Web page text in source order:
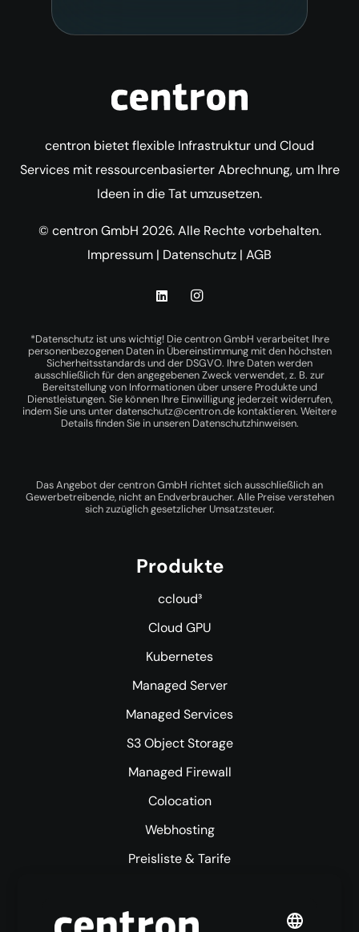
centron bietet flexible Infrastruktur und Cloud
Services mit ressourcenbasierter Abrechnung, um Ihre
Ideen in die Tat umzusetzen.
© centron GmbH 2026. Alle Rechte vorbehalten.
Impressum | Datenschutz | AGB
*Datenschutz ist uns wichtig! Die centron GmbH verarbeitet Ihre
personenbezogenen Daten in Übereinstimmung mit den höchsten
Sicherheitsstandards und der DSGVO. Ihre Daten werden
ausschließlich für den angegebenen Zweck verwendet, z. B. zur
Bereitstellung von Informationen über unsere Produkte und
Dienstleistungen. Sie können Ihre Einwilligung jederzeit widerrufen,
indem Sie uns unterdatenschutz@centron.de kontaktieren. Weitere
Details finden Sie in unseren Datenschutzhinweisen.
Das Angebot der centron GmbH richtet sich ausschließlich an
Gewerbetreibende, nicht an Endverbraucher. Alle Preise verstehen
sich zuzüglich gesetzlicher Umsatzsteuer.
Produkte
ccloud³
Cloud GPU
Kubernetes
Managed Server
Managed Services
S3 Object Storage
Managed Firewall
Colocation
Webhosting
Preisliste & Tarife
Mehr centron